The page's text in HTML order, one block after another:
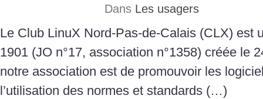
Dans Les usagers
Le Club LinuX Nord-Pas-de-Calais (CLX) est
1901 (JO n°17, association n°1358) créée le
notre association est de promouvoir les
l’utilisation des normes et standards (…)